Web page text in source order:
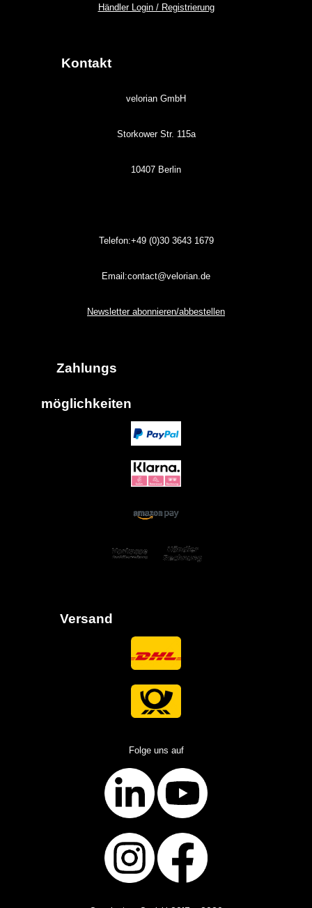
Händler Login / Registrierung
Kontakt
velorian GmbH
Storkower Str. 115a
10407 Berlin
Telefon:+49 (0)3036431679
Email:contact@velorian.de
Newsletter abonnieren/abbestellen
Zahlungs
möglichkeiten
Versand
Folge uns auf